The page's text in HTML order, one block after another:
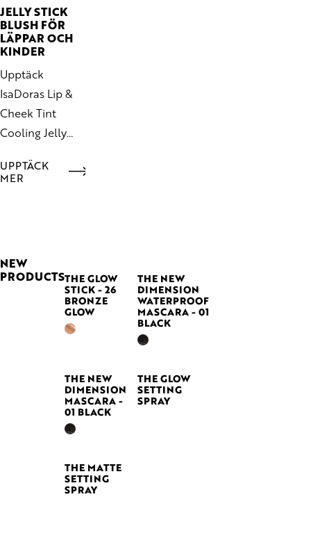
framtagen för
att ge fransarna
en mjuk
solfjädereffekt
med längd, lyft
och definition
som håller hela
JELLY STICK
BLUSH FÖR
LÄPPAR OCH
KINDER
Upptäck
IsaDoras Lip &
Cheek Tint
Cooling Jelly
byggbar blush
resultat.
UPPTÄCK
MER
NEW
PRODUCTSTHE GLOW
STICK - 26
BRONZE
GLOW
THE NEW
DIMENSION
WATERPROOF
MASCARA - 01
BLACK
THE NEW
DIMENSION
MASCARA -
01 BLACK
THE GLOW
SETTING
SPRAY
THE MATTE
SETTING
SPRAY